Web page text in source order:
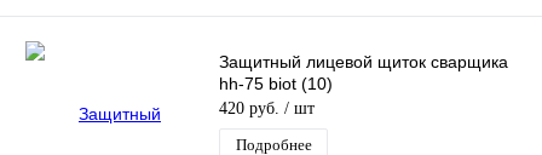
Защитный лицевой щиток сварщика
hh-75 biot (10)
420 руб. / шт
Подробнее